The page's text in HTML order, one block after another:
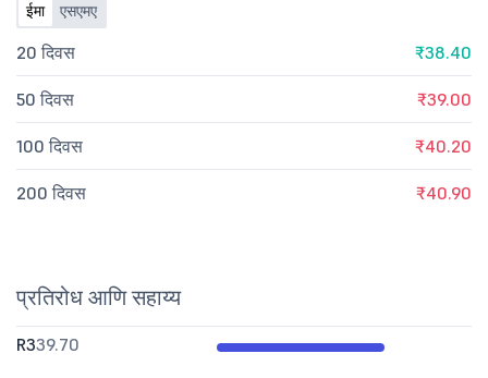
ईमा एसएमए
20 दिवस ₹38.40
50 दिवस ₹39.00
100 दिवस ₹40.20
200 दिवस ₹40.90
प्रतिरोध आणि सहाय्य
R339.70